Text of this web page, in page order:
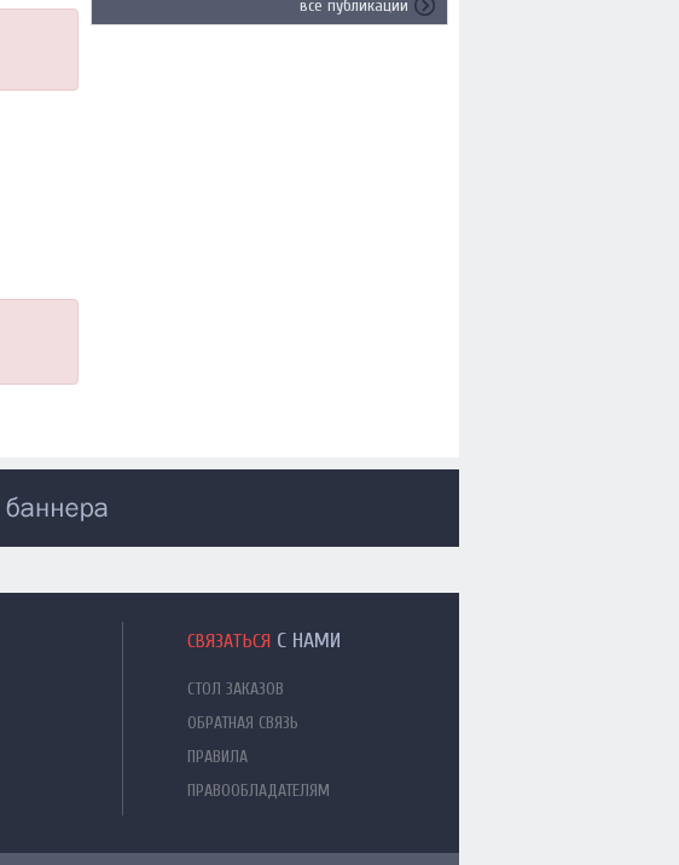
все публикации
СВЯЗАТЬСЯ С НАМИ
СТОЛ ЗАКАЗОВ
ОБРАТНАЯ СВЯЗЬ
ПРАВИЛА
ПРАВООБЛАДАТЕЛЯМ